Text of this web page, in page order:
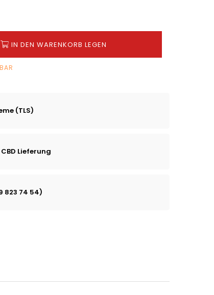
IN DEN WARENKORB LEGEN
(TLS)
Lieferung
823 74 54)